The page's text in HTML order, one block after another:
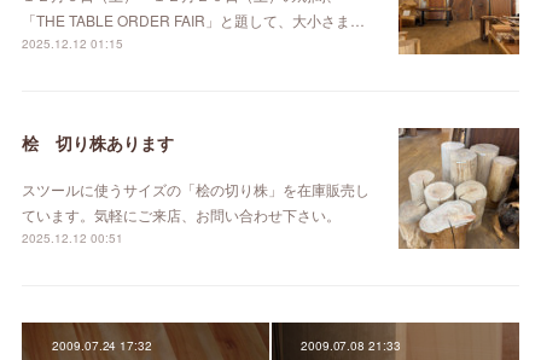
「THE TABLE ORDER FAIR」と題して、大小さま…
2025.12.12 01:15
桧 切り株あります
スツールに使うサイズの「桧の切り株」を在庫販売し
ています。気軽にご来店、お問い合わせ下さい。
2025.12.12 00:51
2009.07.24 17:32 2009.07.08 21:33